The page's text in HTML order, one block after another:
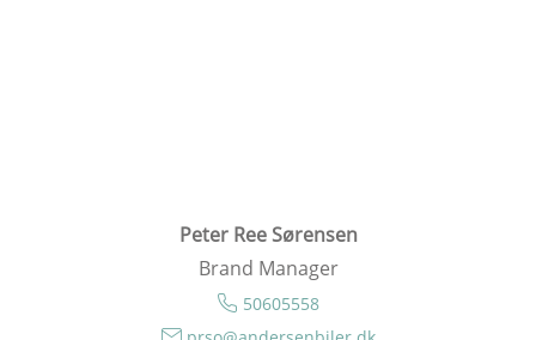
Peter Ree Sørensen
Brand Manager
50605558